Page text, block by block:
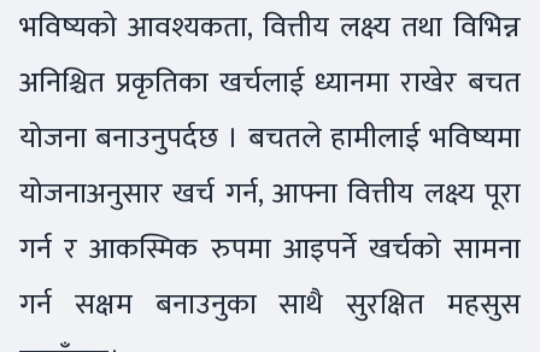
भविष्यको आवश्यकता, वित्तीय लक्ष्य तथा विभिन्न
अनिश्चित प्रकृतिका खर्चलाई ध्यानमा राखेर बचत
योजना बनाउनुपर्दछ । बचतले हामीलाई भविष्यमा
योजनाअनुसार खर्च गर्न, आफ्ना वित्तीय लक्ष्य पूरा
गर्न र आकस्मिक रुपमा आइपर्ने खर्चको सामना
गर्न सक्षम बनाउनुका साथै सुरक्षित महसुस